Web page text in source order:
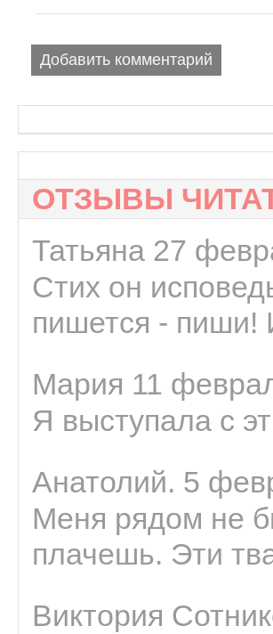
Добавить комментарий
ОТЗЫВЫ
Татьяна 27
Стих он
пишется - пиши!
Мария 11
Я выступала с
Анатолий. 5
Меня рядом не
плачешь. Эти
Виктория